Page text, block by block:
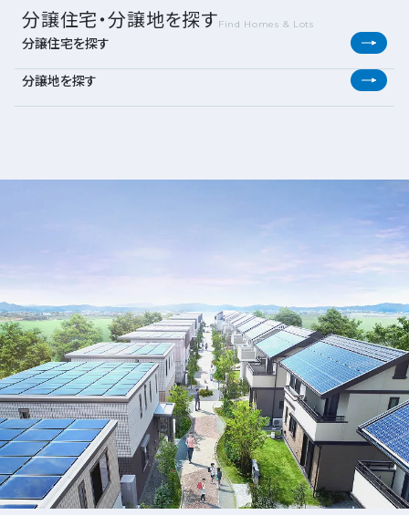
分譲住宅・分譲地を探すFind Homes & Lots
分譲住宅を探す
分譲地を探す